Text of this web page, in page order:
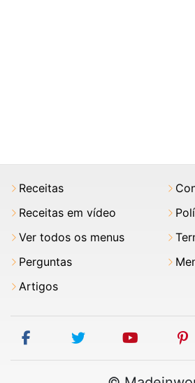
Receitas
Receitas em vídeo
Ver todos os menus
Perguntas
Artigos
facebooktwitter youtube